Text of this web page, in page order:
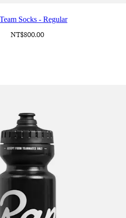
Socks - Regular
NT$800.00